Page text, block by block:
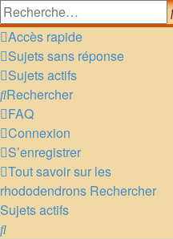
Accès rapide
Sujets sans réponse
Sujets actifs
Rechercher
FAQ
Connexion
S’enregistrer
Tout savoir sur les
rhododendrons Rechercher
Sujets actifs
Rechercher